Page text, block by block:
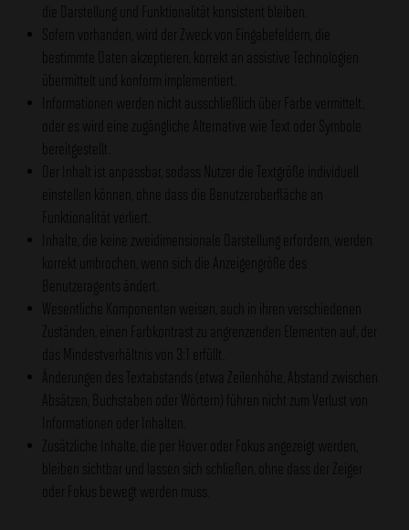
die Darstellung und Funktionalität konsistent bleiben.
Sofern vorhanden, wird der Zweck von Eingabefeldern, die
bestimmte Daten akzeptieren, korrekt an assistive Technologien
übermittelt und konform implementiert.
Informationen werden nicht ausschließlich über Farbe vermittelt,
oder es wird eine zugängliche Alternative wie Text oder Symbole
bereitgestellt.
Der Inhalt ist anpassbar, sodass Nutzer die Textgröße individuell
einstellen können, ohne dass die Benutzeroberfläche an
Funktionalität verliert.
Inhalte, die keine zweidimensionale Darstellung erfordern, werden
korrekt umbrochen, wenn sich die Anzeigengröße des
Benutzeragents ändert.
Wesentliche Komponenten weisen, auch in ihren verschiedenen
Zuständen, einen Farbkontrast zu angrenzenden Elementen auf, der
das Mindestverhältnis von 3:1 erfüllt.
Änderungen des Textabstands (etwa Zeilenhöhe, Abstand zwischen
Absätzen, Buchstaben oder Wörtern) führen nicht zum Verlust von
Informationen oder Inhalten.
Zusätzliche Inhalte, die per Hover oder Fokus angezeigt werden,
bleiben sichtbar und lassen sich schließen, ohne dass der Zeiger
oder Fokus bewegt werden muss.